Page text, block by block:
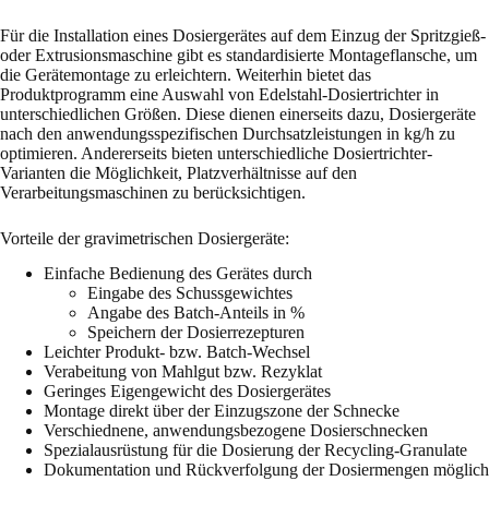
Für die Installation eines Dosiergerätes auf dem Einzug der Spritzgieß-
oder Extrusionsmaschine gibt es standardisierte Montageflansche, um
die Gerätemontage zu erleichtern. Weiterhin bietet das
Produktprogramm eine Auswahl von Edelstahl-Dosiertrichter in
unterschiedlichen Größen. Diese dienen einerseits dazu, Dosiergeräte
nach den anwendungsspezifischen Durchsatzleistungen in kg/h zu
optimieren. Andererseits bieten unterschiedliche Dosiertrichter-
Varianten die Möglichkeit, Platzverhältnisse auf den
Verarbeitungsmaschinen zu berücksichtigen.
Vorteile der gravimetrischen Dosiergeräte:
Einfache Bedienung des Gerätes durch
Eingabe des Schussgewichtes
Angabe des Batch-Anteils in %
Speichern der Dosierrezepturen
Leichter Produkt- bzw. Batch-Wechsel
Verabeitung von Mahlgut bzw. Rezyklat
Geringes Eigengewicht des Dosiergerätes
Montage direkt über der Einzugszone der Schnecke
Verschiednene, anwendungsbezogene Dosierschnecken
Spezialausrüstung für die Dosierung der Recycling-Granulate
Dokumentation und Rückverfolgung der Dosiermengen möglich